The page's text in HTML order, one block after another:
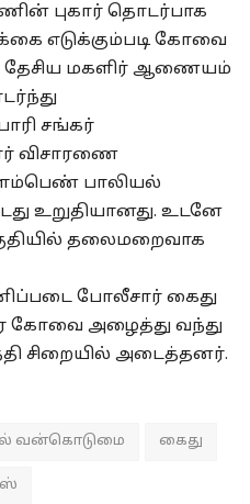
புகார் தொடர்பாக
எடுக்கும்படி கோவை
தேசிய மகளிர் ஆணையம்
சங்கர்
விசாரணை
பாலியல்
உறுதியானது. உடனே
தலைமறைவாக
போலீசார் கைது
கோவை அழைத்து வந்து
சிறையில் அடைத்தனர்.
வன்கொடுமை கைது